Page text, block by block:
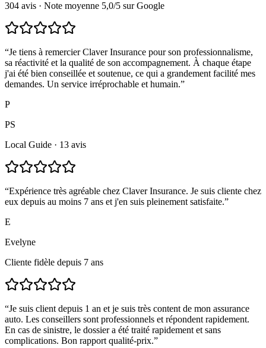
304 avis · Note moyenne 5,0/5 sur Google
“Je tiens à remercier Claver Insurance pour son professionnalisme,
sa réactivité et la qualité de son accompagnement. À chaque étape
j'ai été bien conseillée et soutenue, ce qui a grandement facilité mes
demandes. Un service irréprochable et humain.”
P
PS
Local Guide · 13 avis
“Expérience très agréable chez Claver Insurance. Je suis cliente chez
eux depuis au moins 7 ans et j'en suis pleinement satisfaite.”
E
Evelyne
Cliente fidèle depuis 7 ans
“Je suis client depuis 1 an et je suis très content de mon assurance
auto. Les conseillers sont professionnels et répondent rapidement.
En cas de sinistre, le dossier a été traité rapidement et sans
complications. Bon rapport qualité-prix.”